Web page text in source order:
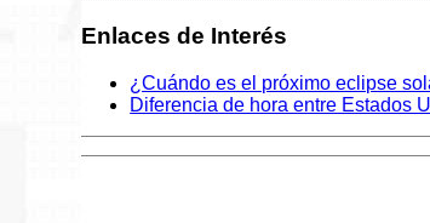
Enlaces de Interés
¿Cuándo es el próximo eclipse
Diferencia de hora entre Estados